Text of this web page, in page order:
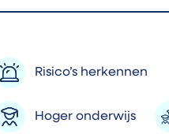
Risico’s herkennen
Hoger onderwijs